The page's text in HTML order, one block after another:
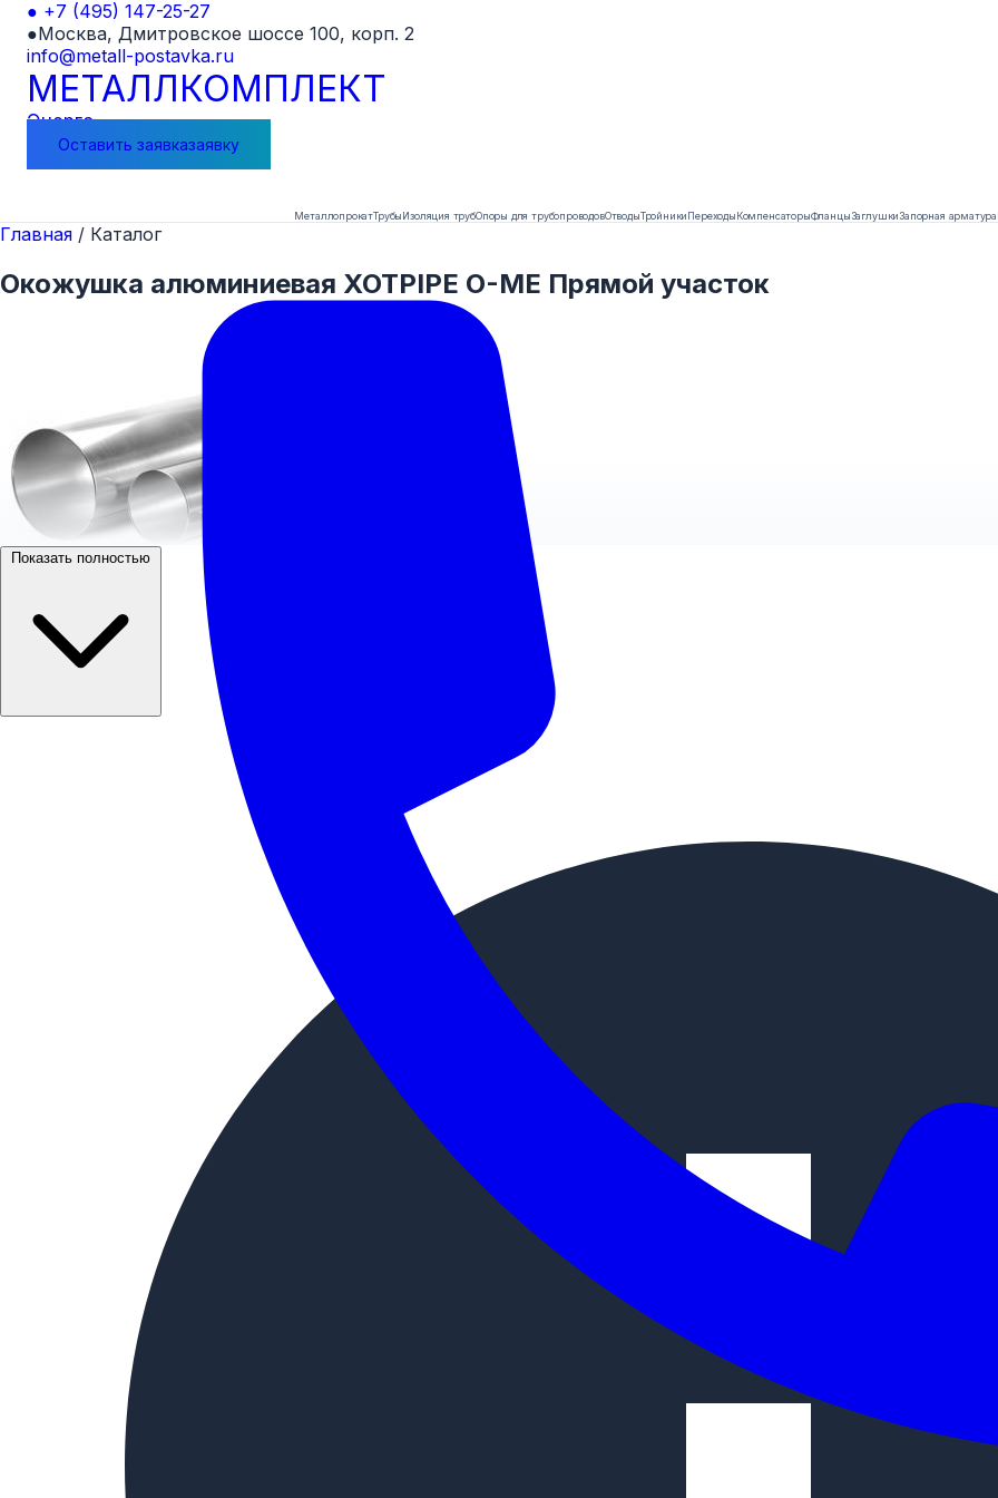
● +7 (495) 147-25-27
●Москва, Дмитровское шоссе 100, корп. 2
info@metall-postavka.ru
МЕТАЛЛКОМПЛЕКТ
Энерго
Оставить заявказаявку
МеталлопрокатТрубыИзоляция трубОпоры для трубопроводовОтводыТройникиПереходыКомпенсаторыФланцыЗаглушкиЗапорная арматура
Главная / Каталог
Окожушка алюминиевая XOTPIPE O-ME Прямой участок
Алюминиевые кожухи толщиной 0,80 мм для защиты теплоизоляции труб.
Платите за защиту, а не видимость. Толщина алюминиевого листа 0,80 мм. Подтвердим документами на
Идеально подходит для защиты пищевых трубопроводов на профильных предприятиях.
Применяйте алюминиевую окожушку для защиты теплоизоляции труб во влажной среде. На торцах
алюминий
Горючесть / пожароопасность
в помещениях, на открытом воздухе
Серийные типоразмеры
Диаметр кожуха
Длина кожуха
Толщина металла
Показать полностью